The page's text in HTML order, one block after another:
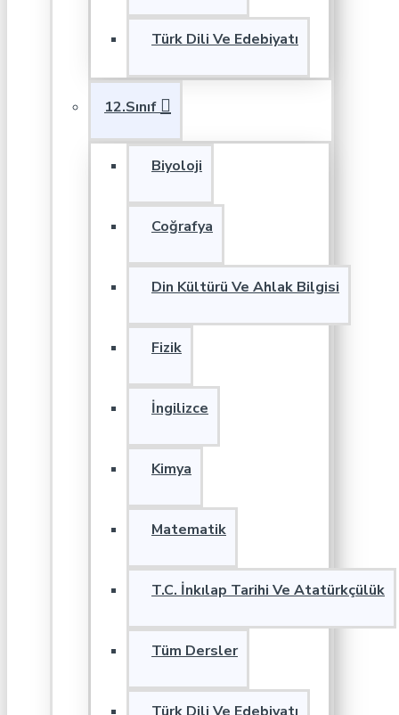
Türk Dili Ve Edebiyatı
12.Sınıf
Biyoloji
Coğrafya
Din Kültürü Ve Ahlak Bilgisi
Fizik
İngilizce
Kimya
Matematik
T.C. İnkılap Tarihi Ve Atatürkçülük
Tüm Dersler